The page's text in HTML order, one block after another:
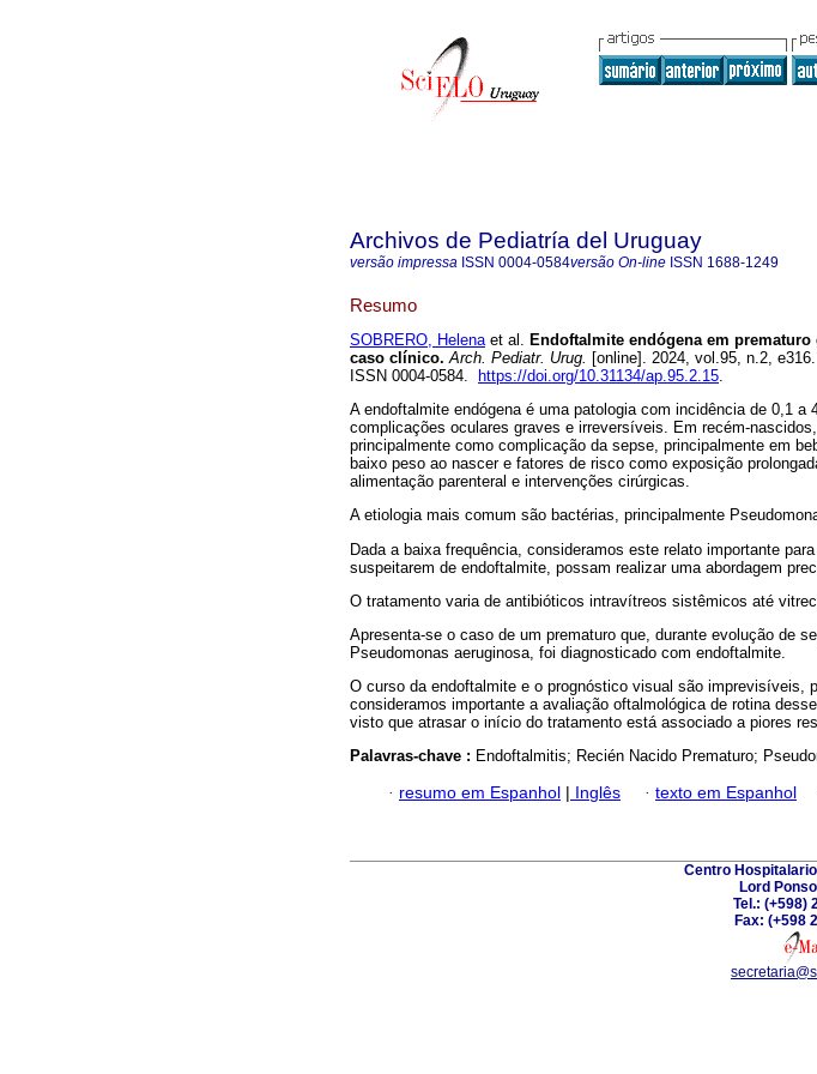
Archivos de Pediatría del Uruguay
versão impressa ISSN 0004-0584versão On-line ISSN 1688-1249
Resumo
SOBRERO, Helenaet al. Endoftalmite endógena em prematuro
caso clínico. Arch. Pediatr. Urug. [online]. 2024, vol.95, n.2,
ISSN 0004-0584.
https://doi.org/10.31134/ap.95.2.15.
A endoftalmite endógena é uma patologia com incidência de 0,1 a
complicações oculares graves e irreversíveis. Em recém-
principalmente como complicação da sepse, principalmente em
baixo peso ao nascer e fatores de risco como exposição
alimentação parenteral e intervenções cirúrgicas.
A etiologia mais comum são bactérias, principalmente
Dada a baixa frequência, consideramos este relato importante
suspeitarem de endoftalmite, possam realizar uma abordagem
O tratamento varia de antibióticos intravítreos sistêmicos até
Apresenta-se o caso de um prematuro que, durante evolução de
Pseudomonas aeruginosa, foi diagnosticado com endoftalmite.
O curso da endoftalmite e o prognóstico visual são imprevisíveis,
consideramos importante a avaliação oftalmológica de rotina
visto que atrasar o início do tratamento está associado a piores
Palavras-chave : Endoftalmitis; Recién Nacido Prematuro;
· resumo em Espanhol | Inglês · texto em Espanhol
Centro
Lord
Tel.: (+598)
Fax: (+598